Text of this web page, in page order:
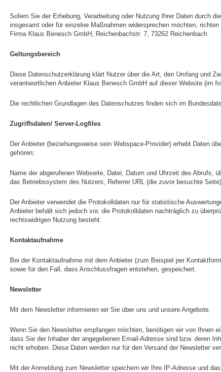
Sofern Sie der Erhebung, Verarbeitung oder Nutzung Ihrer Daten durch
insgesamt oder für einzelne Maßnahmen widersprechen möchten,
Firma Klaus Benesch GmbH, Reichenbachstr. 7, 73262 Reichenbach
Geltungsbereich
Diese Datenschutzerklärung klärt Nutzer über die Art, den Umfang und
verantwortlichen Anbieter Klaus Benesch GmbH auf dieser Website (im
Die rechtlichen Grundlagen des Datenschutzes finden sich im
Zugriffsdaten/ Server-Logfiles
Der Anbieter (beziehungsweise sein Webspace-Provider) erhebt Daten
gehören:
Name der abgerufenen Webseite, Datei, Datum und Uhrzeit des Abrufs,
das Betriebssystem des Nutzers, Referrer URL (die zuvor besuchte
Der Anbieter verwendet die Protokolldaten nur für statistische
Anbieter behält sich jedoch vor, die Protokolldaten nachträglich zu
rechtswidrigen Nutzung besteht.
Kontaktaufnahme
Bei der Kontaktaufnahme mit dem Anbieter (zum Beispiel per
sowie für den Fall, dass Anschlussfragen entstehen, gespeichert.
Newsletter
Mit dem Newsletter informieren wir Sie über uns und unsere Angebote.
Wenn Sie den Newsletter empfangen möchten, benötigen wir von Ihnen
dass Sie der Inhaber der angegebenen Email-Adresse sind bzw. deren
nicht erhoben. Diese Daten werden nur für den Versand der Newsletter
Mit der Anmeldung zum Newsletter speichern wir Ihre IP-Adresse und